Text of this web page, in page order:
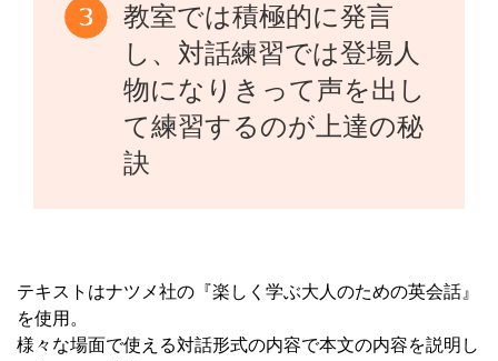
教室では積極的に発言
し、対話練習では登場人
物になりきって声を出し
て練習するのが上達の秘
訣
テキストはナツメ社の『楽しく学ぶ大人のための英会話』
を使用。
様々な場面で使える対話形式の内容で本文の内容を説明し